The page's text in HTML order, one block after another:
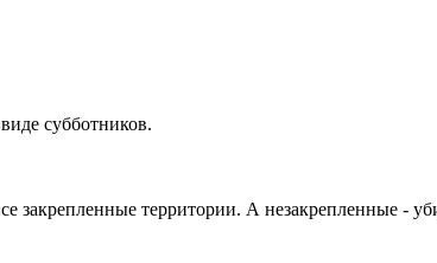
субботников.
закрепленные территории. А незакрепленные -